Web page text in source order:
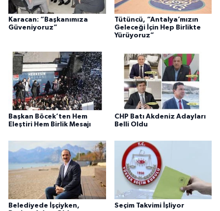
Karacan: “Başkanımıza
Güveniyoruz”
Tütüncü, “Antalya’mızın
Geleceği İçin Hep Birlikte
Yürüyoruz”
Başkan Böcek’ten Hem
Eleştiri Hem Birlik Mesajı
CHP Batı Akdeniz Adayları
Belli Oldu
Belediyede İşçiyken,
Seçim Takvimi İşliyor